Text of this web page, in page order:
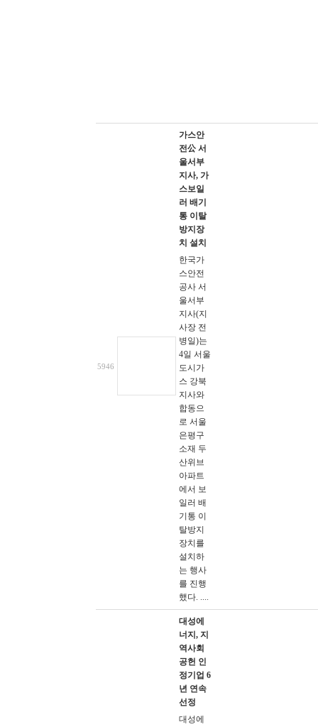
5946
가스안
전公 서
울서부
지사, 가
스보일
러 배기
통 이탈
방지장
치 설치
한국가
스안전
공사 서
울서부
지사(지
사장 전
병일)는
4일 서울
도시가
스 강북
지사와
합동으
로 서울
은평구
소재 두
산위브
아파트
에서 보
일러 배
기통 이
탈방지
장치를
설치하
는 행사
를 진행
했다. ....
대성에
너지, 지
역사회
공헌 인
정기업 6
년 연속
선정
대성에